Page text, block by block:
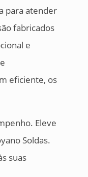
para atender
fabricados
e
eficiente, os
Eleve
Soldas.
suas